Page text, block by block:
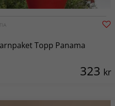
Topp Panama
323 kr